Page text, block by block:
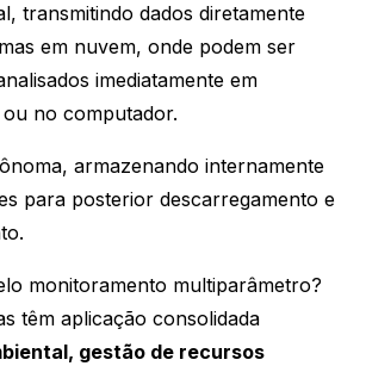
transmitindo dados diretamente
em nuvem, onde podem ser
imediatamente em
no computador.
armazenando internamente
para posterior descarregamento e
monitoramento multiparâmetro?
têm aplicação consolidada
gestão de recursos